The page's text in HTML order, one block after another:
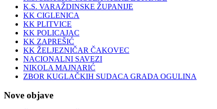
K.S. VARAŽDINSKE ŽUPANIJE
KK CIGLENICA
KK PLITVICE
KK POLICAJAC
KK ZAPREŠIĆ
KK ŽELJEZNIČAR ČAKOVEC
NACIONALNI SAVEZI
NIKOLA MAJNARIĆ
ZBOR KUGLAČKIH SUDACA GRADA OGULINA
Nove objave